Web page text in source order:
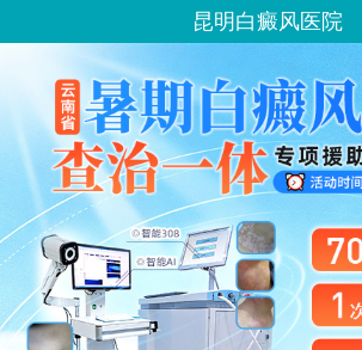
昆明白癜风医院